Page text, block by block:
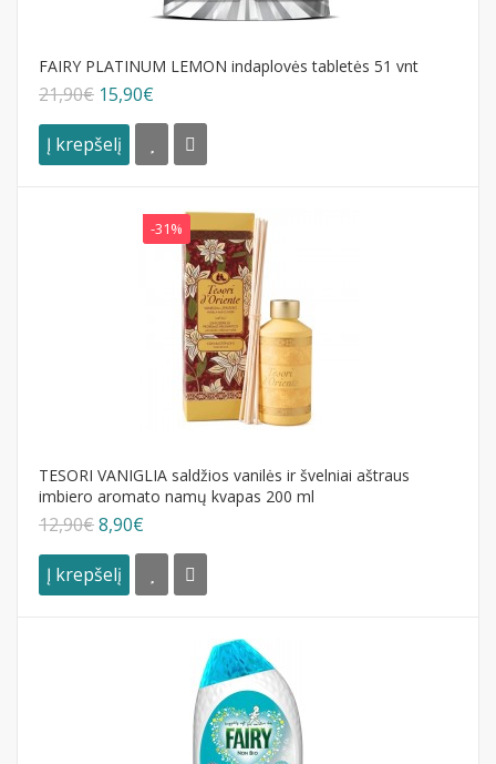
FAIRY PLATINUM LEMON indaplovės tabletės 51 vnt
21,90€ 15,90€
Į krepšelį
-31%
TESORI VANIGLIA saldžios vanilės ir švelniai aštraus
imbiero aromato namų kvapas 200 ml
12,90€8,90€
Į krepšelį